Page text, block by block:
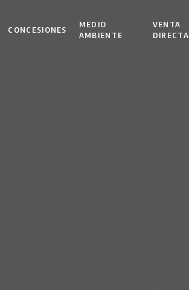
CONCESIONES
MEDIO
AMBIENTE
VENTA
DIRECTA